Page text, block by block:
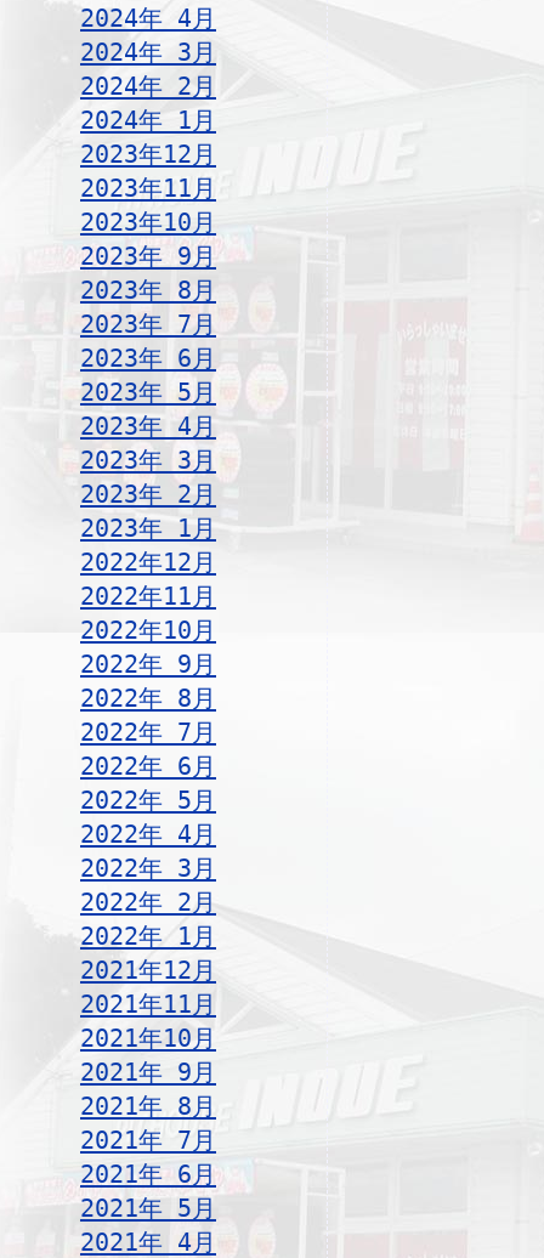
2024年 4月
2024年 3月
2024年 2月
2024年 1月
2023年12月
2023年11月
2023年10月
2023年 9月
2023年 8月
2023年 7月
2023年 6月
2023年 5月
2023年 4月
2023年 3月
2023年 2月
2023年 1月
2022年12月
2022年11月
2022年10月
2022年 9月
2022年 8月
2022年 7月
2022年 6月
2022年 5月
2022年 4月
2022年 3月
2022年 2月
2022年 1月
2021年12月
2021年11月
2021年10月
2021年 9月
2021年 8月
2021年 7月
2021年 6月
2021年 5月
2021年 4月